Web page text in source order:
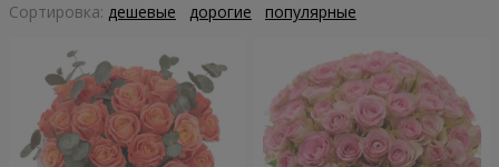
Cортировка: дешевые дорогие популярные